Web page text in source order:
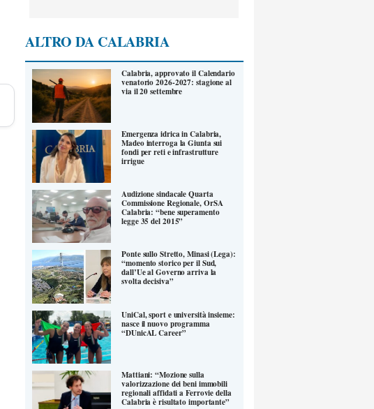
ALTRO DA CALABRIA
Calabria, approvato il Calendario
venatorio 2026-2027: stagione al
via il 20 settembre
Emergenza idrica in Calabria,
Madeo interroga la Giunta sui
fondi per reti e infrastrutture
irrigue
Audizione sindacale Quarta
Commissione Regionale, OrSA
Calabria: “bene superamento
legge 35 del 2015”
Ponte sullo Stretto, Minasi (Lega):
“momento storico per il Sud,
dall’Ue al Governo arriva la
svolta decisiva”
UniCal, sport e università insieme:
nasce il nuovo programma
“DUnicAL Career”
Mattiani: “Mozione sulla
valorizzazione dei beni immobili
regionali affidati a Ferrovie della
Calabria è risultato importante”